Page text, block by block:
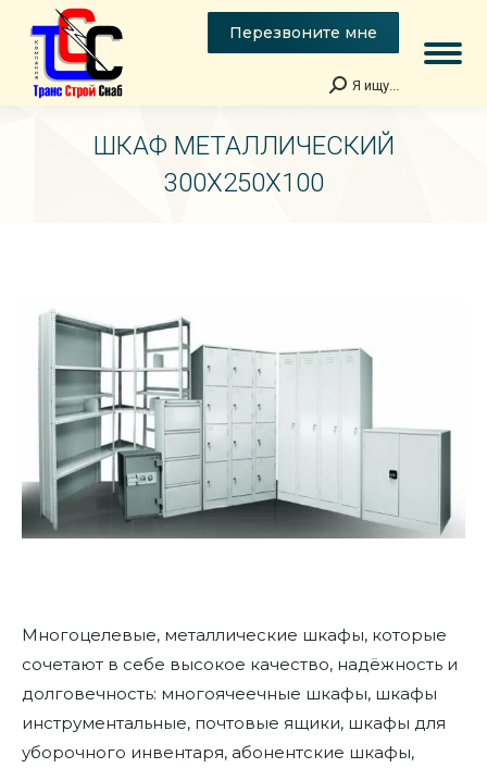
Перезвоните мне
Поиск:
Я ищу...
ШКАФ МЕТАЛЛИЧЕСКИЙ
300Х250Х100
Многоцелевые, металлические шкафы, которые
сочетают в себе высокое качество, надёжность и
долговечность: многоячеечные шкафы, шкафы
инструментальные, почтовые ящики, шкафы для
уборочного инвентаря, абонентские шкафы,